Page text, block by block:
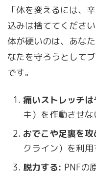
「体を変えるには、
込みは捨ててください
体が硬いのは、あな
なたを守ろうとして
です。
痛いストレッチ
キ）を作動させな
おでこや足裏を
クライン）を利用
脱力する: PNFの